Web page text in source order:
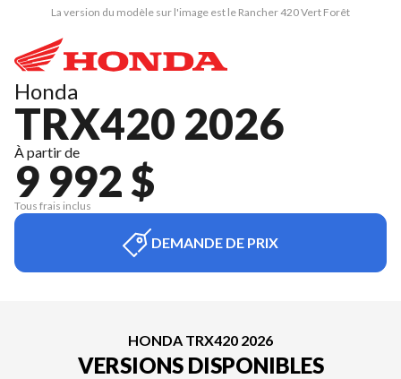
La version du modèle sur l'image est le Rancher 420 Vert Forêt
Honda
TRX420 2026
À partir de
9 992 $
Tous frais inclus
DEMANDE DE PRIX
HONDA TRX420 2026
VERSIONS DISPONIBLES